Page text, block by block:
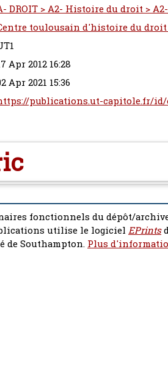
DROIT > A2- Histoire du droit >
toulousain d'histoire du droit
Apr 2012 16:28
Apr 2021 15:36
publications.ut-capitole.fr/
fonctionnels du dépôt/
utilise le logiciel EPrints
de Southampton. Plus